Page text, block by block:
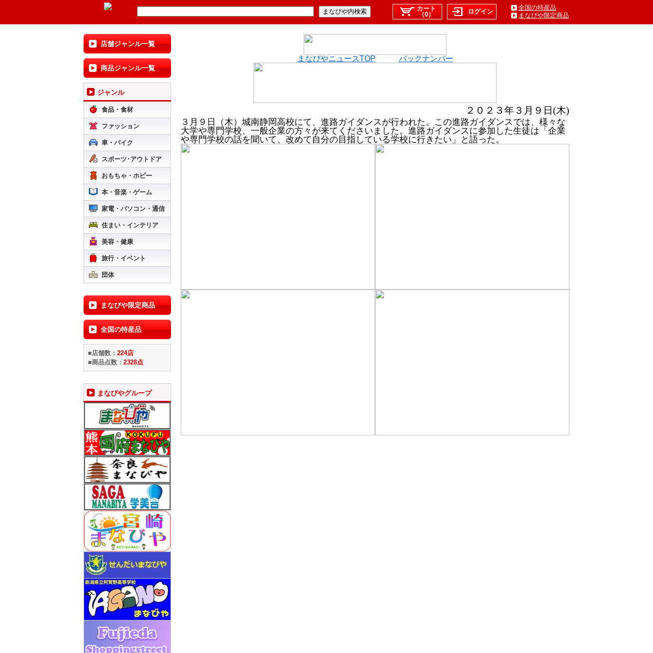
カート
（0）
ログイン
全国の特産品
まなびや限定商品
店舗ジャンル一覧
商品ジャンル一覧
ジャンル
食品・食材
ファッション
車・バイク
スポーツ･アウトドア
おもちゃ・ホビー
本・音楽・ゲーム
家電・パソコン・通信
住まい・インテリア
美容・健康
旅行・イベント
団体
まなびや限定商品
全国の特産品
■店舗数： 224店
■商品点数： 2328点
まなびやグループ
まなびやニュースTOP バックナンバー
２０２３年３月９日(木)
３ 月 ９ 日（木）城南静岡高校にて、進路ガイダンスが行われた。この進路ガイダンスでは、様々な
大学や専門学校、一般企業の方々が来てくださいました。進路ガイダンスに参加した生徒は「企業
や専門学校の話を聞いて、改めて自分の目指している学校に行きたい」と語った。